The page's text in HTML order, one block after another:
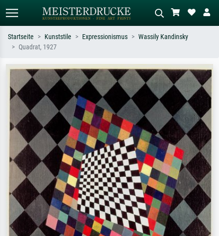
Suchen Sie nach Künstlern, Werktiteln
oder Stilen – z.B. Monet,
Sternennacht, Impressionismus, Welle
Hokusai, Akt.
Beschreiben Sie die Szene – z.B. Grüne
Wiese, Abstrakt mit viel Rot, Dunkles
Ölgemälde, Stehender Akt neben einem
Baum.
Startseite Kunststile Expressionismus
Wassily Kandinsky
Quadrat, 1927